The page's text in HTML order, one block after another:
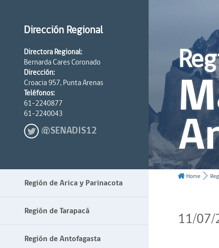
Dirección Regional
Directora Regional:
Bernarda Cares Coronado
Dirección:
Croacia 957, Punta Arenas
Teléfonos:
61-2240877
61-2240043
@SENADIS12
Región de Arica y Parinacota
Región de Tarapacá
Región de Antofagasta
Home
11/